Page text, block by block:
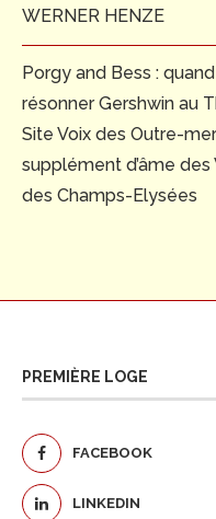
WERNER HENZE
Porgy and Bess :
résonner Gershwin au
Site Voix des Outre-mer
supplément d’âme
des Champs-Elysées
PREMIÈRE LOGE
FACEBOOK
LINKEDIN